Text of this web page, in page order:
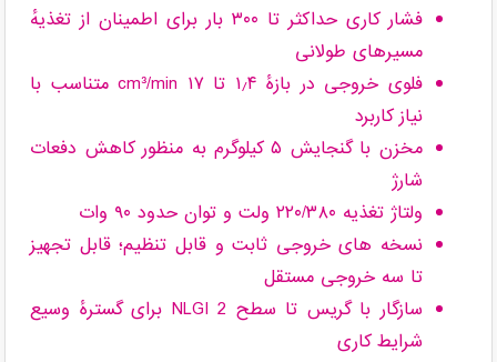
فشار کاری حداکثر تا ۳۰۰ بار برای اطمینان از تغذیهٔ
مسیرهای طولانی
فلوی خروجی در بازهٔ ۱٫۴ تا ۱۷ cm³/min متناسب با
نیاز کاربرد
مخزن با گنجایش ۵ کیلوگرم به منظور کاهش دفعات
شارژ
ولتاژ تغذیه ۲۲۰/۳۸۰ ولت و توان حدود ۹۰ وات
نسخه های خروجی ثابت و قابل تنظیم؛ قابل تجهیز
تا سه خروجی مستقل
سازگار با گریس تا سطح NLGI 2 برای گسترهٔ وسیع
شرایط کاری